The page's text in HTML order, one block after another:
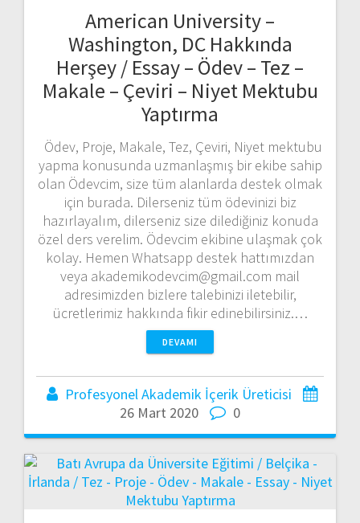
American University –
Washington, DC Hakkında
Herşey / Essay – Ödev – Tez –
Makale – Çeviri – Niyet Mektubu
Yaptırma
Ödev, Proje, Makale, Tez, Çeviri, Niyet mektubu
yapma konusunda uzmanlaşmış bir ekibe sahip
olan Ödevcim, size tüm alanlarda destek olmak
için burada. Dilerseniz tüm ödevinizi biz
hazırlayalım, dilerseniz size dilediğiniz konuda
özel ders verelim. Ödevcim ekibine ulaşmak çok
kolay. Hemen Whatsapp destek hattımızdan
veya akademikodevcim@gmail.com mail
adresimizden bizlere talebinizi iletebilir,
ücretlerimiz hakkında fikir edinebilirsiniz.…
DEVAMI
Profesyonel Akademik İçerik Üreticisi
26 Mart 2020
0